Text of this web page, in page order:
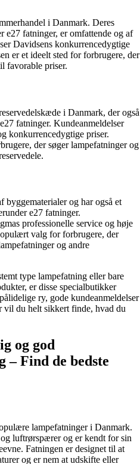
i Danmark. Deres
e27 fatninger, er omfattende og af
Davidsens konkurrencedygtige
er et ideelt sted for forbrugere, der
favorable priser.
i Danmark, der også
fatninger. Kundeanmeldelser
konkurrencedygtige priser.
der søger lampefatninger og
byggematerialer og har også et
e27 fatninger.
professionelle service og høje
valg for forbrugere, der
og andre
type lampefatning eller bare
er disse specialbutikker
ry, gode kundeanmeldelser
vil du helt sikkert finde, hvad du
og god
– Find de bedste
lampefatninger i Danmark.
luftrørspærer og er kendt for sin
Fatningen er designet til at
og er nem at udskifte eller